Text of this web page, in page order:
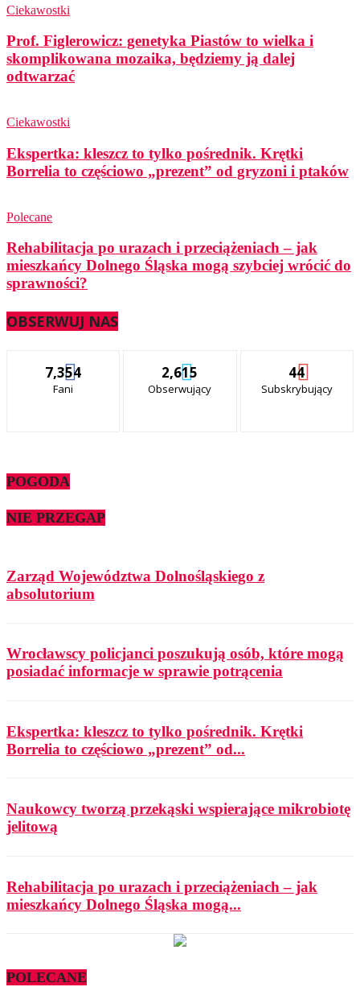
Ciekawostki
Prof. Figlerowicz: genetyka Piastów to wielka i
skomplikowana mozaika, będziemy ją dalej
odtwarzać
Ciekawostki
Ekspertka: kleszcz to tylko pośrednik. Krętki
Borrelia to częściowo „prezent” od gryzoni i ptaków
Polecane
Rehabilitacja po urazach i przeciążeniach – jak
mieszkańcy Dolnego Śląska mogą szybciej wrócić do
sprawności?
OBSERWUJ NAS
7,354
Fani
2,615
Obserwujący
44
Subskrybujący
POGODA
NIE PRZEGAP
Zarząd Województwa Dolnośląskiego z
absolutorium
Wrocławscy policjanci poszukują osób, które mogą
posiadać informacje w sprawie potrącenia
Ekspertka: kleszcz to tylko pośrednik. Krętki
Borrelia to częściowo „prezent” od...
Naukowcy tworzą przekąski wspierające mikrobiotę
jelitową
Rehabilitacja po urazach i przeciążeniach – jak
mieszkańcy Dolnego Śląska mogą...
POLECANE